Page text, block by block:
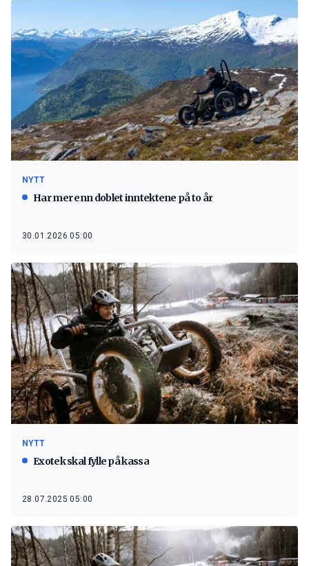
NYTT
Har mer enn doblet inntektene på to år
30.01.2026 05:00
NYTT
Exotek skal fylle på kassa
28.07.2025 05:00